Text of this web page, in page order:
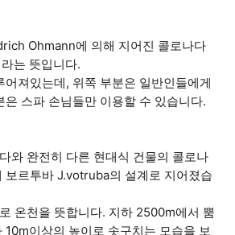
Ohmann에 의해 지어진 콜로나다
는 뜻입니다.
져있는데, 위쪽 부분은 일반인들에게
은 스파 손님들만 이용할 수 있습니다.
와 완전히 다른 현대식 건물의 콜로나
보르투바 J.votruba의 설계로 지어졌습
온천을 뜻합니다. 지하 2500m에서 뿜
10m이상의 높이로 솟구치는 모습을 보